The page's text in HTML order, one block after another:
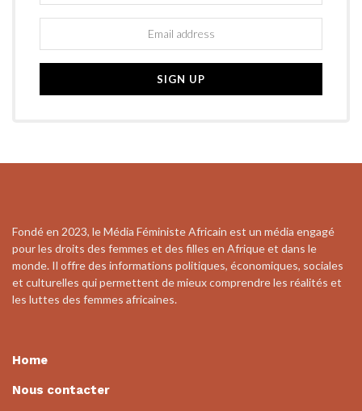
Fondé en 2023, le Média Féministe Africain est un média engagé
pour les droits des femmes et des filles en Afrique et dans le
monde. Il offre des informations politiques, économiques, sociales
et culturelles qui permettent de mieux comprendre les réalités et
les luttes des femmes africaines.
Home
Nous contacter